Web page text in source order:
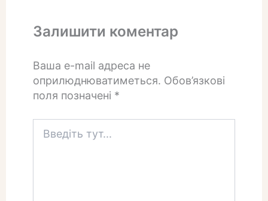
Залишити коментар
Ваша e-mail адреса не
оприлюднюватиметься. Обов’язкові
поля позначені *
тут...